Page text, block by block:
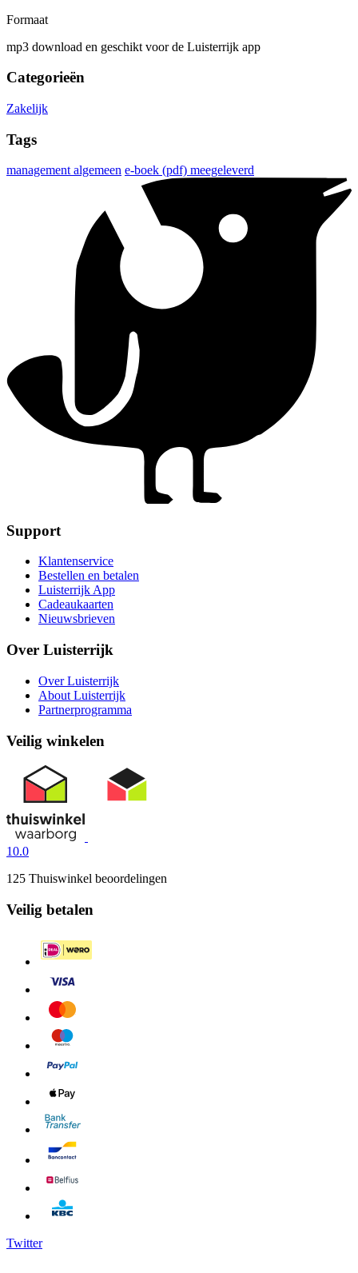
Formaat
mp3 download en geschikt voor de Luisterrijk app
Categorieën
Zakelijk
Tags
management algemeen e-boek (pdf) meegeleverd
Support
Klantenservice
Bestellen en betalen
Luisterrijk App
Cadeaukaarten
Nieuwsbrieven
Over Luisterrijk
Over Luisterrijk
About Luisterrijk
Partnerprogramma
Veilig winkelen
10.0
125 Thuiswinkel beoordelingen
Veilig betalen
Twitter